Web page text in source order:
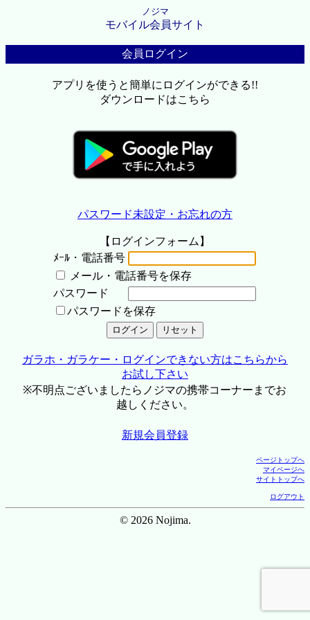
ノジマ
モバイル会員サイト
会員ログイン
アプリを使うと簡単にログインができる!!
ダウンロードはこちら
パスワード未設定・お忘れの方
【ログインフォーム】
ﾒｰﾙ・電話番号
メール・電話番号を保存
パスワード
パスワードを保存
ガラホ・ガラケー・ログインできない方はこちらから
お試し下さい
※不明点ございましたらノジマの携帯コーナーまでお
越しください。
新規会員登録
ページトップへ
マイページへ
サイトトップへ
ログアウト
© 2026 Nojima.